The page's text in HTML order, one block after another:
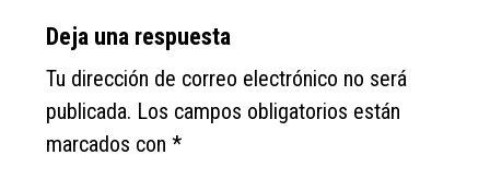
Deja una respuesta
Tu dirección de correo electrónico no será
publicada. Los campos obligatorios están
marcados con*